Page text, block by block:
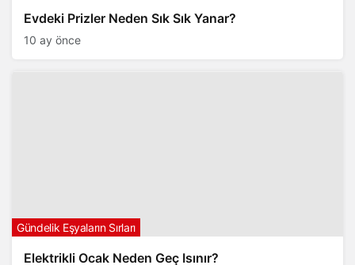
Evdeki Prizler Neden Sık Sık Yanar?
10 ay önce
Elektrikli Ocak Neden Geç Isınır?
Gündelik Eşyaların Sırları